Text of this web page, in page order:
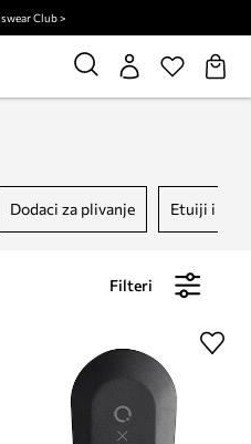
Club >
dodaci za plivanje etuiji i
Filteri